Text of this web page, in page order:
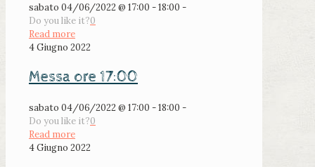
sabato 04/06/2022 @ 17:00 - 18:00 -
Do you like it?0
Read more
4 Giugno 2022
Messa ore 17:00
sabato 04/06/2022 @ 17:00 - 18:00 -
Do you like it?0
Read more
4 Giugno 2022